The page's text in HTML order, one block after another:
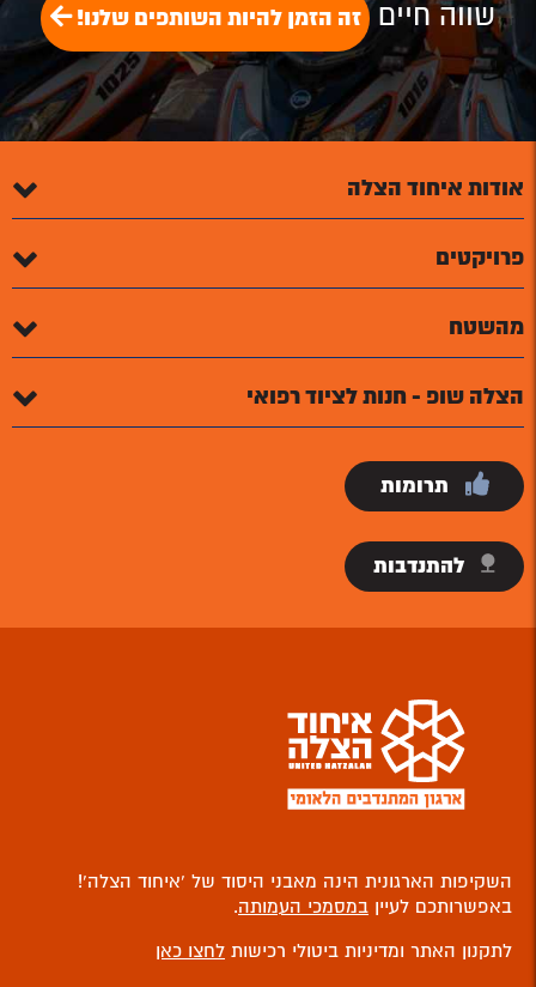
שווה חיים זה הזמן להיות השותפים שלנו!
אודות איחוד הצלה
פרויקטים
מהשטח
הצלה שופ - חנות לציוד רפואי
תרומות
להתנדבות
השקיפות הארגונית הינה מאבני היסוד של ‘איחוד הצלה’!
באפשרותכם לעיין במסמכי העמותה.
לתקנון האתר ומדיניות ביטולי רכישות לחצו כאן